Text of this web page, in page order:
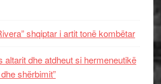
shqiptar i artit tonë kombëtar
altarit dhe atdheut si hermeneutikë
shërbimit”